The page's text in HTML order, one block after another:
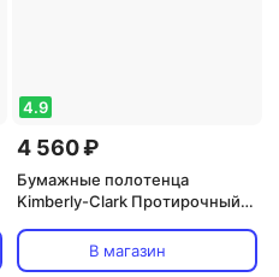
4.9
4 560 ₽
Бумажные полотенца
Kimberly-Clark Протирочный
WypAll X70 белые
производства
В магазин